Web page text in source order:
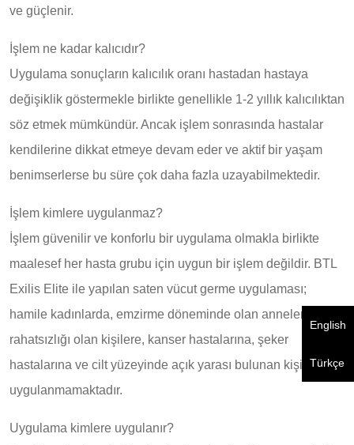
English
Türkçe
ve güçlenir.
İşlem ne kadar kalıcıdır?
Uygulama sonuçların kalıcılık oranı hastadan hastaya
değişiklik göstermekle birlikte genellikle 1-2 yıllık kalıcılıktan
söz etmek mümkündür. Ancak işlem sonrasında hastalar
kendilerine dikkat etmeye devam eder ve aktif bir yaşam
benimserlerse bu süre çok daha fazla uzayabilmektedir.
İşlem kimlere uygulanmaz?
İşlem güvenilir ve konforlu bir uygulama olmakla birlikte
maalesef her hasta grubu için uygun bir işlem değildir. BTL
Exilis Elite ile yapılan saten vücut germe uygulaması;
hamile kadınlarda, emzirme döneminde olan annelere, kalp
rahatsızlığı olan kişilere, kanser hastalarına, şeker
hastalarına ve cilt yüzeyinde açık yarası bulunan kişilere
uygulanmamaktadır.
Uygulama kimlere uygulanır?